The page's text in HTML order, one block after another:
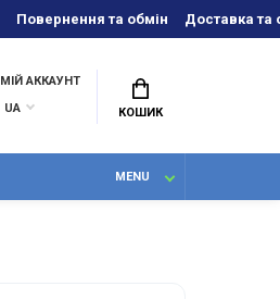
Повернення та обмін Доставка та
МІЙ АККАУНТ
UA
КОШИК
MENU